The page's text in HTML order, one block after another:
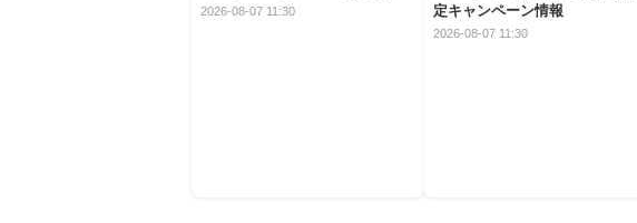
2026-08-07 11:30
定キャンペーン情報
2026-08-07 11:30